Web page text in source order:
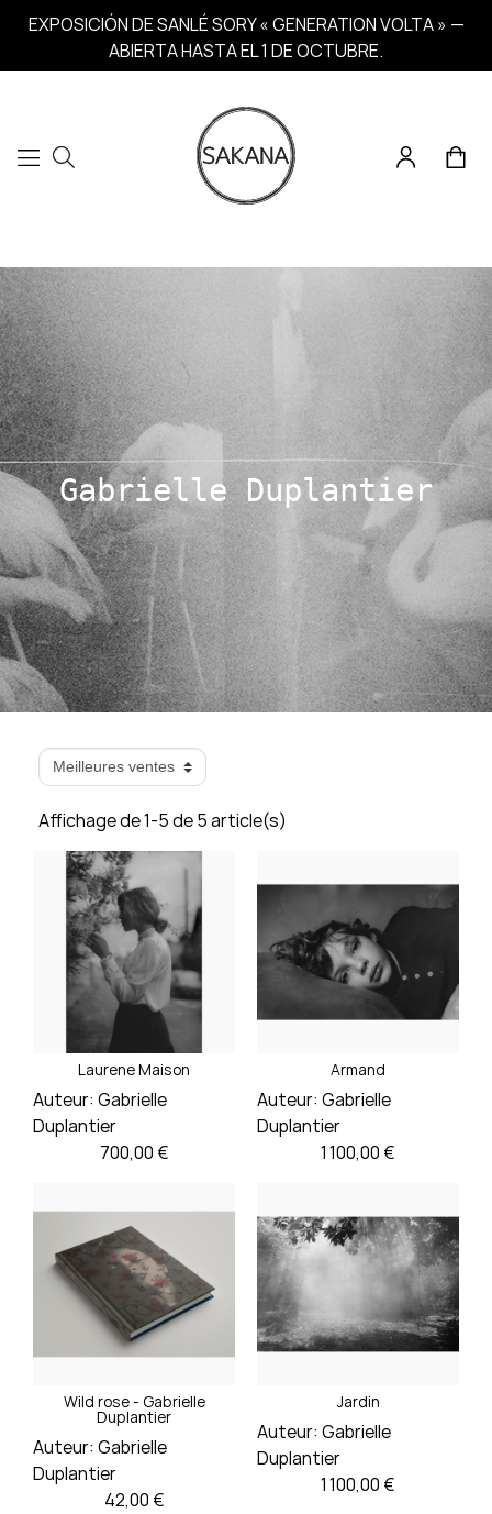
EXPOSICIÓN DE SANLÉ SORY « GENERATION VOLTA » —
ABIERTA HASTA EL 1 DE OCTUBRE.
Gabrielle Duplantier
Affichage de 1-5 de 5 article(s)
Laurene Maison
Auteur: Gabrielle
Duplantier
Prix
700,00 €
Armand
Auteur: Gabrielle
Duplantier
Prix
1 100,00 €
Wild rose - Gabrielle
Duplantier
Auteur: Gabrielle
Duplantier
Prix
42,00 €
Jardin
Auteur: Gabrielle
Duplantier
Prix
1 100,00 €